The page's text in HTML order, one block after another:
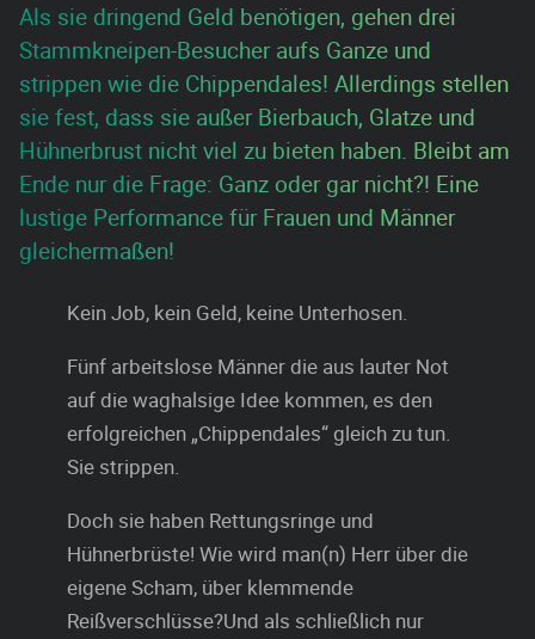
Als sie dringend Geld benötigen, gehen drei
Stammkneipen-Besucher aufs Ganze und
strippen wie die Chippendales! Allerdings stellen
sie fest, dass sie außer Bierbauch, Glatze und
Hühnerbrust nicht viel zu bieten haben. Bleibt am
Ende nur die Frage: Ganz oder gar nicht?! Eine
lustige Performance für Frauen und Männer
gleichermaßen!
Kein Job, kein Geld, keine Unterhosen.
Fünf arbeitslose Männer die aus lauter Not
auf die waghalsige Idee kommen, es den
erfolgreichen „Chippendales“ gleich zu tun.
Sie strippen.
Doch sie haben Rettungsringe und
Hühnerbrüste! Wie wird man(n) Herr über die
eigene Scham, über klemmende
Reißverschlüsse?Und als schließlich nur